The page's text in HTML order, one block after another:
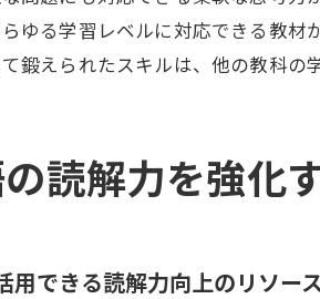
ゆる学習レベルに対応できる教材
鍛えられたスキルは、他の教科の
読解力を強化
用できる読解力向上のリソー